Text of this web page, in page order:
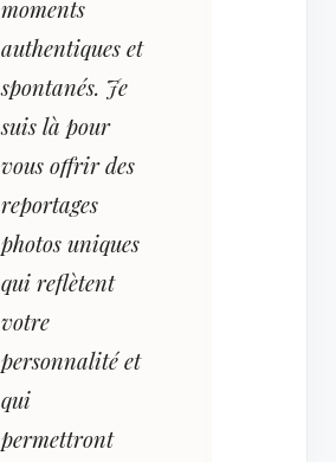
moments
authentiques et
spontanés. Je
suis là pour
vous offrir des
reportages
photos uniques
qui reflètent
votre
personnalité et
qui
permettront